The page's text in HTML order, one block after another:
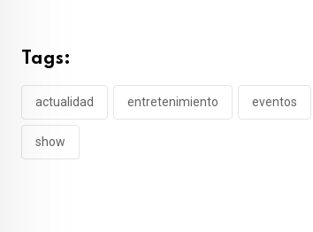
Tags:
actualidad entretenimiento eventos
show